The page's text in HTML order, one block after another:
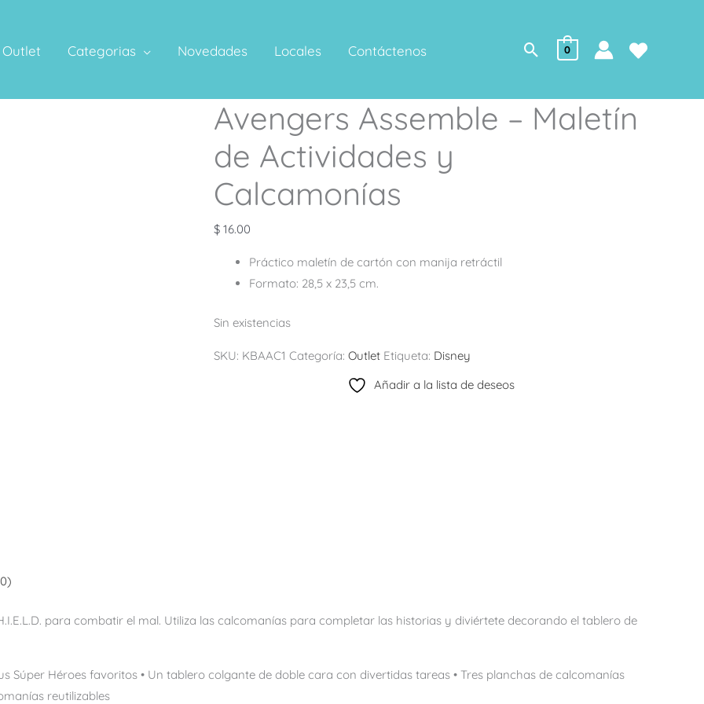
Outlet Categorias Novedades Locales Contáctenos Buscar
0
Avengers Assemble – Maletín
de Actividades y
Calcamonías
$ 16.00
Práctico maletín de cartón con manija retráctil
Formato: 28,5 x 23,5 cm.
Sin existencias
SKU: KBAAC1 Categoría: Outlet Etiqueta: Disney
Añadir a la lista de deseos
para combatir el mal. Utiliza las calcomanías para completar las historias y diviértete decorando el tablero de
Súper Héroes favoritos • Un tablero colgante de doble cara con divertidas tareas • Tres planchas de calcomanías
reutilizables